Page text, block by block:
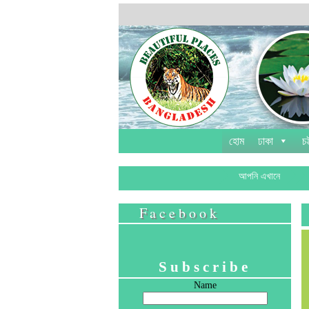
হোম ঢাকা
আপনি এখানে
Facebook
Subscribe
Name